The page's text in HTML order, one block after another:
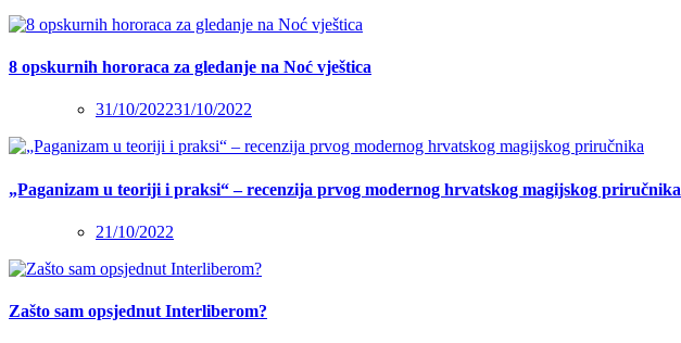
8 opskurnih hororaca za gledanje na Noć vještica
31/10/202231/10/2022
„Paganizam u teoriji i praksi“ – recenzija prvog modernog hrvatskog magijskog priručnika
21/10/2022
Zašto sam opsjednut Interliberom?